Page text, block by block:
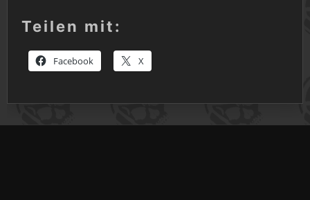
Teilen mit:
Facebook X